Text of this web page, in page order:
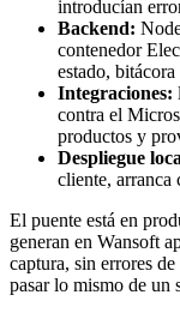
introducían
Backend:
contenedor
estado,
Integraciones:
contra el
productos y
Despliegue
cliente, arranca
El puente está en
generan en Wansoft
captura, sin errores
pasar lo mismo de un